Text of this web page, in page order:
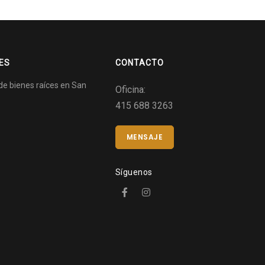
bienes raíces en San
CONTACTO
Oficina:
415 688 3263
MENSAJE
Síguenos